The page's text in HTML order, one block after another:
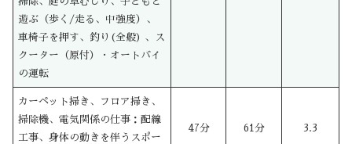
遊ぶ（歩く/走る、中強度）、
車椅子を押す、釣り(全般) 、ス
クーター（原付）・オートバイ
の運転
カーペット掃き、フロア掃き、
掃除機、電気関係の仕事：配線
工事、身体の動きを伴うスポー
47分 61分 3.3